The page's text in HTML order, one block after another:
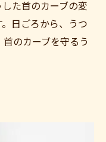
た首のカーブの変
日ごろから、うつ
のカーブを守るう